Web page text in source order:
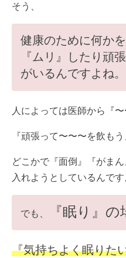
そう、
健康のために何か
『ムリ』したり頑
がいるんですよね。
人によっては医師から『
『頑張って〜〜〜を飲も
どこかで『面倒』『がま
入れようとしているんです
でも、 『眠り』の
『気持ちよく眠りた